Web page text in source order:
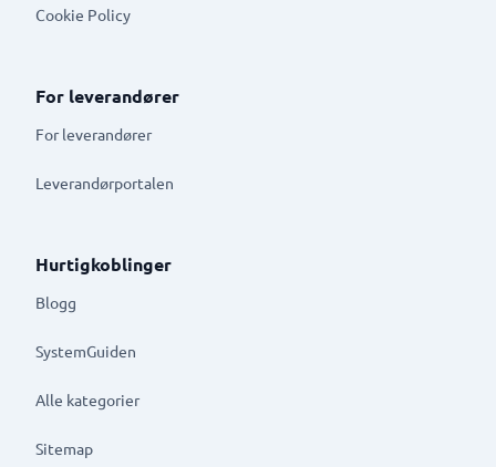
Cookie Policy
For leverandører
For leverandører
Leverandørportalen
Hurtigkoblinger
Blogg
SystemGuiden
Alle kategorier
Sitemap